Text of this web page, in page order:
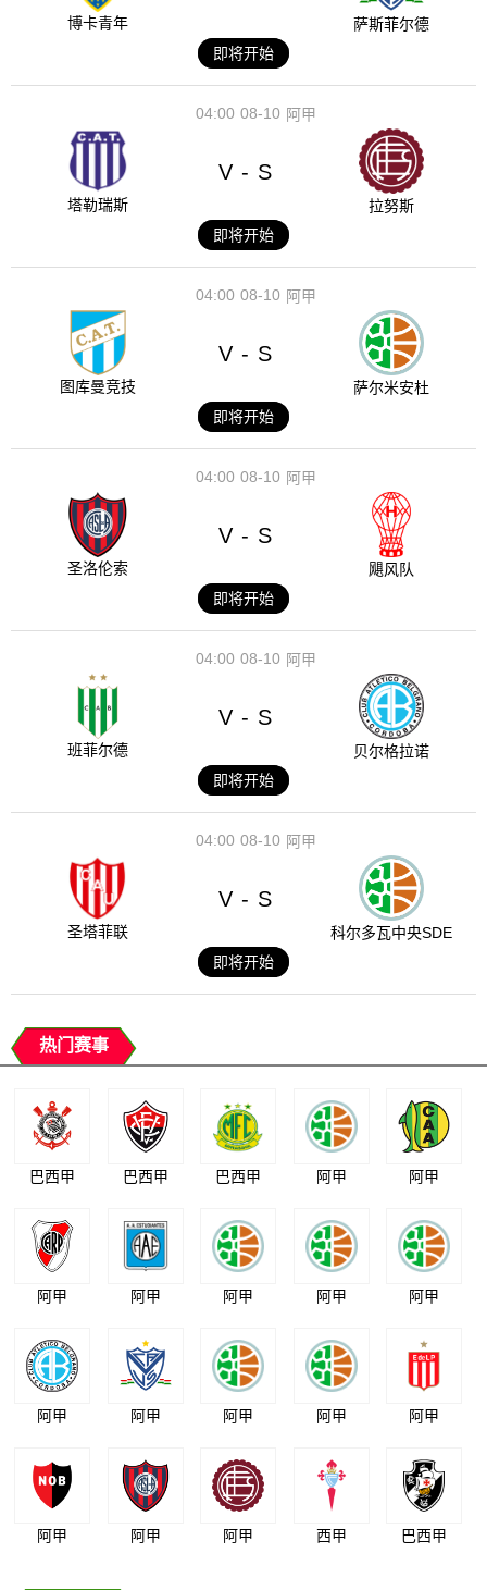
博卡青年
萨斯菲尔德
即将开始
08-10
04:00 阿甲
塔勒瑞斯
V - S
拉努斯
即将开始
08-10
04:00 阿甲
图库曼竞技
V - S
萨尔米安杜
即将开始
08-10
04:00 阿甲
圣洛伦索
V - S
飓风队
即将开始
08-10
04:00 阿甲
班菲尔德
V - S
贝尔格拉诺
即将开始
08-10
04:00 阿甲
圣塔菲联
V - S
科尔多瓦中央SDE
即将开始
热门赛事
巴西甲 巴西甲 巴西甲 阿甲 阿甲
阿甲 阿甲 阿甲 阿甲 阿甲
阿甲 阿甲 阿甲 阿甲 阿甲
阿甲 阿甲 阿甲 西甲 巴西甲